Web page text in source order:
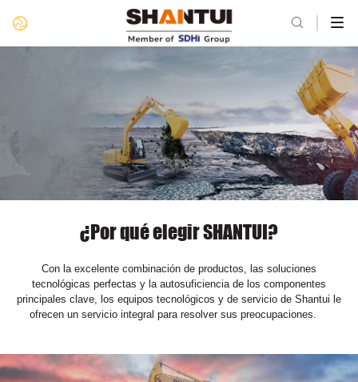

¿Por qué elegir SHANTUI?
Con la excelente combinación de productos, las soluciones
tecnológicas perfectas y la autosuficiencia de los componentes
principales clave, los equipos tecnológicos y de servicio de Shantui le
ofrecen un servicio integral para resolver sus preocupaciones.